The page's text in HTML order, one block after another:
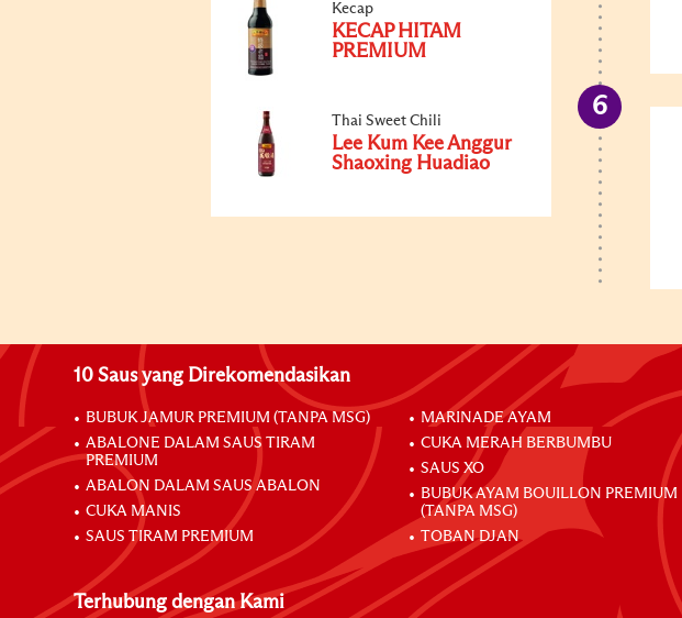
Kecap
KECAP HITAM
PREMIUM
Thai Sweet Chili
Lee Kum Kee Anggur
Shaoxing Huadiao
10 Saus yang Direkomendasikan
BUBUK JAMUR PREMIUM (TANPA MSG)
ABALONE DALAM SAUS TIRAM
PREMIUM
ABALON DALAM SAUS ABALON
CUKA MANIS
SAUS TIRAM PREMIUM
MARINADE AYAM
CUKA MERAH BERBUMBU
SAUS XO
BUBUK AYAM BOUILLON PREMIUM
(TANPA MSG)
TOBAN DJAN
Terhubung dengan Kami